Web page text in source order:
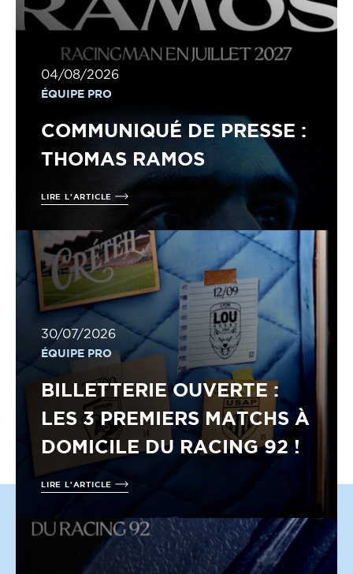
04/08/2026
ÉQUIPE PRO
COMMUNIQUÉ DE PRESSE :
THOMAS RAMOS
LIRE L'ARTICLE
30/07/2026
ÉQUIPE PRO
BILLETTERIE OUVERTE :
LES 3 PREMIERS MATCHS À
DOMICILE DU RACING 92 !
LIRE L'ARTICLE